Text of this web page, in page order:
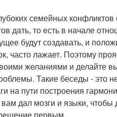
семейных
дать, то есть в начале
будут создавать, и
часто лажает. Поэтому
желаниями и делайте
Такие беседы - это
на пути построения
дал мозги и языки, чтобы